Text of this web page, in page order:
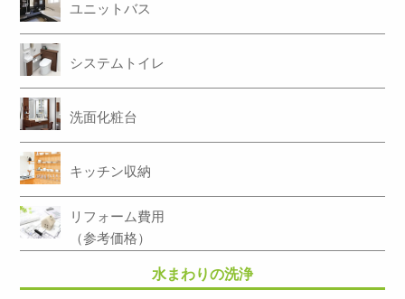
ユニットバス
システムトイレ
洗面化粧台
キッチン収納
リフォーム費用
（参考価格）
水まわりの洗浄